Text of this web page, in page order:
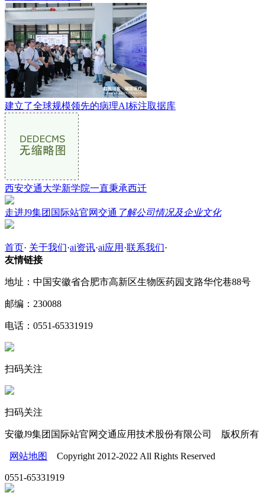
建立了全球规模领先的病理AI标注取据库
西安交通大学新学院一直秉承西迁
走进J9集团国际站官网交通 了解公司情况及企业文化
首页· 关于我们·ai资讯·ai应用 ·联系我们·
友情链接
地址：中国安徽省合肥市高新区生物医药园支路华佗巷88号
邮编：230088
电话：0551-65331919
扫码关注
扫码关注
安徽J9集团国际站官网交通应用技术股份有限公司 版权所有
网站地图 Copyright 2012-2022 All Rights Reserved
0551-65331919